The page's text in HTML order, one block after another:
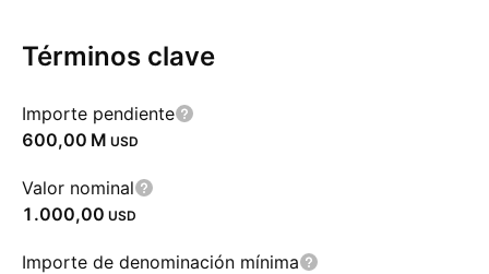
Términos clave
Importe pendiente
‪600,00 M‬ USD
Valor nominal
1.000,00 USD
Importe de denominación mínima